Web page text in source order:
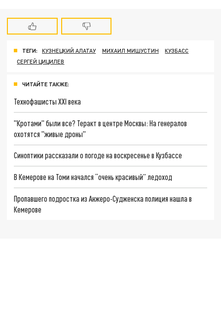
ТЕГИ: КУЗНЕЦКИЙ АЛАТАУ МИХАИЛ МИШУСТИН
КУЗБАСС
СЕРГЕЙ ЦИЦИЛЕВ
ЧИТАЙТЕ ТАКЖЕ:
Технофашисты XXI века
"Кротами" были все? Теракт в центре Москвы: На генералов
охотятся "живые дроны"
Синоптики рассказали о погоде на воскресенье в Кузбассе
В Кемерове на Томи начался “очень красивый” ледоход
Пропавшего подростка из Анжеро-Судженска полиция нашла в
Кемерове